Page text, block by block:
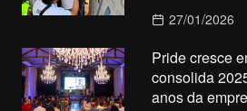
27/01/2026
Pride cresce
consolida
anos da